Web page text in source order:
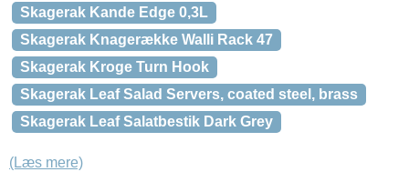
Skagerak Kande Edge 0,3L
Skagerak Knagerække Walli Rack 47
Skagerak Kroge Turn Hook
Skagerak Leaf Salad Servers, coated steel, brass
Skagerak Leaf Salatbestik Dark Grey
(Læs mere)